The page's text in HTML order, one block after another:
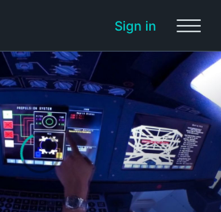
Sign in